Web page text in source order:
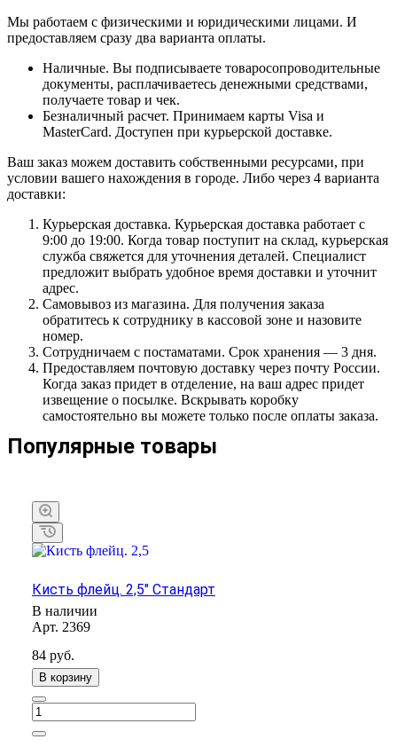
Мы работаем с физическими и юридическими лицами. И
предоставляем сразу два варианта оплаты.
Наличные. Вы подписываете товаросопроводительные
документы, расплачиваетесь денежными средствами,
получаете товар и чек.
Безналичный расчет. Принимаем карты Visa и
MasterCard. Доступен при курьерской доставке.
Ваш заказ можем доставить собственными ресурсами, при
условии вашего нахождения в городе. Либо через 4 варианта
доставки:
Курьерская доставка. Курьерская доставка работает с
9:00 до 19:00. Когда товар поступит на склад, курьерская
служба свяжется для уточнения деталей. Специалист
предложит выбрать удобное время доставки и уточнит
адрес.
Самовывоз из магазина. Для получения заказа
обратитесь к сотруднику в кассовой зоне и назовите
номер.
Сотрудничаем с постаматами. Срок хранения — 3 дня.
Предоставляем почтовую доставку через почту России.
Когда заказ придет в отделение, на ваш адрес придет
извещение о посылке. Вскрывать коробку
самостоятельно вы можете только после оплаты заказа.
Популярные товары
Кисть флейц. 2,5" Стандарт
В наличии
Арт. 2369
84 руб.
В корзину